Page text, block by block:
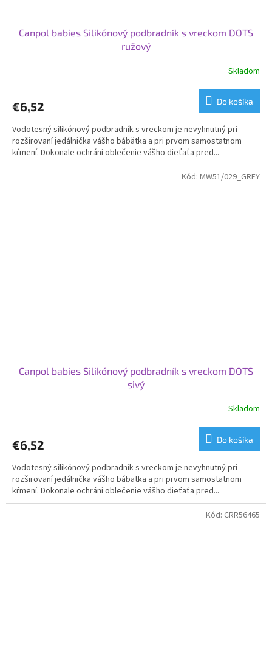
Canpol babies Silikónový podbradník s vreckom DOTS
ružový
Skladom
€6,52 Do košíka
Vodotesný silikónový podbradník s vreckom je nevyhnutný pri
rozširovaní jedálnička vášho bábätka a pri prvom samostatnom
kŕmení. Dokonale ochráni oblečenie vášho dieťaťa pred...
Canpol babies Silikónový podbradník s vreckom DOTS
sivý
Skladom
€6,52 Do košíka
Vodotesný silikónový podbradník s vreckom je nevyhnutný pri
rozširovaní jedálnička vášho bábätka a pri prvom samostatnom
kŕmení. Dokonale ochráni oblečenie vášho dieťaťa pred...
Kód: MW51/029_GREY
Kód: CRR56465